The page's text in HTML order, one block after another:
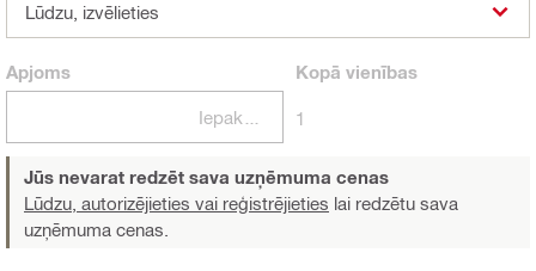
Lūdzu, izvēlieties
Apjoms Kopā vienības
1
Jūs nevarat redzēt sava uzņēmuma cenas
Lūdzu, autorizējieties vai reģistrējieties lai redzētu sava
uzņēmuma cenas.